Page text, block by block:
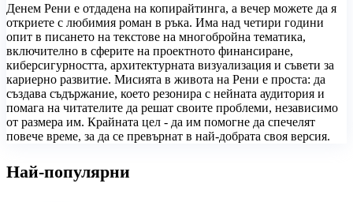
Денем Рени е отдадена на копирайтинга, а вечер можете да я
откриете с любимия роман в ръка. Има над четири години
опит в писането на текстове на многобройна тематика,
включително в сферите на проектното финансиране,
киберсигурността, архитектурната визуализация и съвети за
кариерно развитие. Мисията в живота на Рени е проста: да
създава съдържание, което резонира с нейната аудитория и
помага на читателите да решат своите проблеми, независимо
от размера им. Крайната цел - да им помогне да спечелят
повече време, за да се превърнат в най-добрата своя версия.
Най-популярни